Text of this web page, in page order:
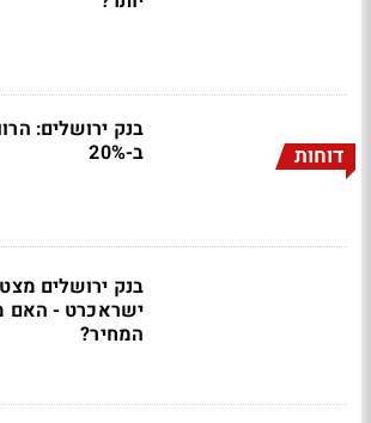
דוחות
בנק ירושלים:
ב-20%
בנק ירושלים
ישראכרט - האם
המחיר?